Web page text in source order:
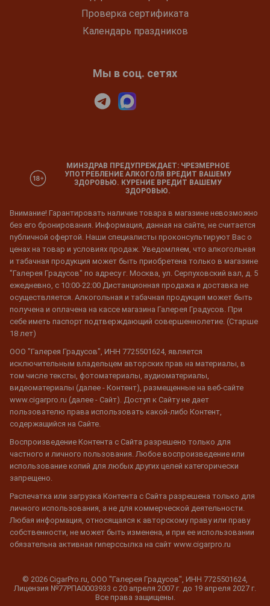
Проверка сертификата
Календарь праздников
Мы в соц. сетях
МИНЗДРАВ ПРЕДУПРЕЖДАЕТ: ЧРЕЗМЕРНОЕ
УПОТРЕБЛЕНИЕ АЛКОГОЛЯ ВРЕДИТ ВАШЕМУ
ЗДОРОВЬЮ. КУРЕНИЕ ВРЕДИТ ВАШЕМУ
ЗДОРОВЬЮ.
Внимание! Гарантировать наличие товара в магазине невозможно
без его бронирования. Информация, данная на сайте, не считается
публичной офертой. Наши специалисты проконсультируют Вас о
ценах на товар и условиях продаж. Уведомляем, что алкогольная
и табачная продукция может быть приобретена только в магазине
"Галерея Градусов" по адресу г. Москва, ул. Серпуховский вал, д. 5
ежедневно, с 10:00-22:00 Дистанционная продажа и доставка не
осуществляется. Алкогольная и табачная продукция может быть
получена и оплачена на кассе магазина Галерея Градусов. При
себе иметь паспорт подтверждающий совершеннолетие. (Старше
18 лет)
ООО "Галерея Градусов", ИНН 7725501624, является
исключительным владельцем авторских прав на материалы, в
том числе тексты, фотоматериалы, аудиоматериалы,
видеоматериалы (далее - Контент), размещенные на веб-сайте
www.cigarpro.ru (далее - Сайт). Доступ к Сайту не дает
пользователю права использовать какой-либо Контент,
содержащийся на Сайте.
Воспроизведение Контента с Сайта разрешено только для
частного и личного пользования. Любое воспроизведение или
использование копий для любых других целей категорически
запрещено.
Распечатка или загрузка Контента с Сайта разрешена только для
личного использования, а не для коммерческой деятельности.
Любая информация, относящаяся к авторскому праву или праву
собственности, не может быть изменена, и при ее использовании
обязательна активная гиперссылка на сайт www.cigarpro.ru
© 2026 CigarPro.ru, ООО "Галерея Градусов", ИНН 7725501624,
Лицензия №77РПА0003933 c 20 апреля 2007 г. до 19 апреля 2027 г.
Все права защищены.